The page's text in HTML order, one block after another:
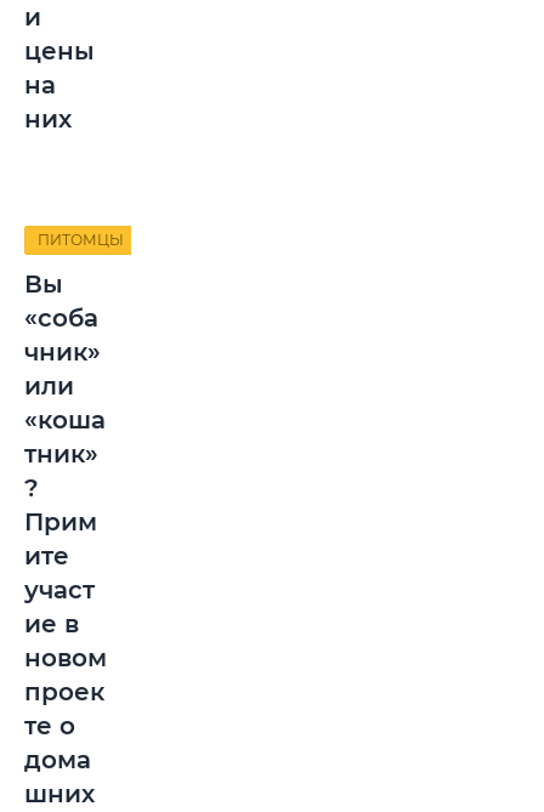
и
цены
на
них
ПИТОМЦЫ
Вы
«соба
чник»
или
«коша
тник»
?
Прим
ите
участ
ие в
новом
проек
те о
дома
шних